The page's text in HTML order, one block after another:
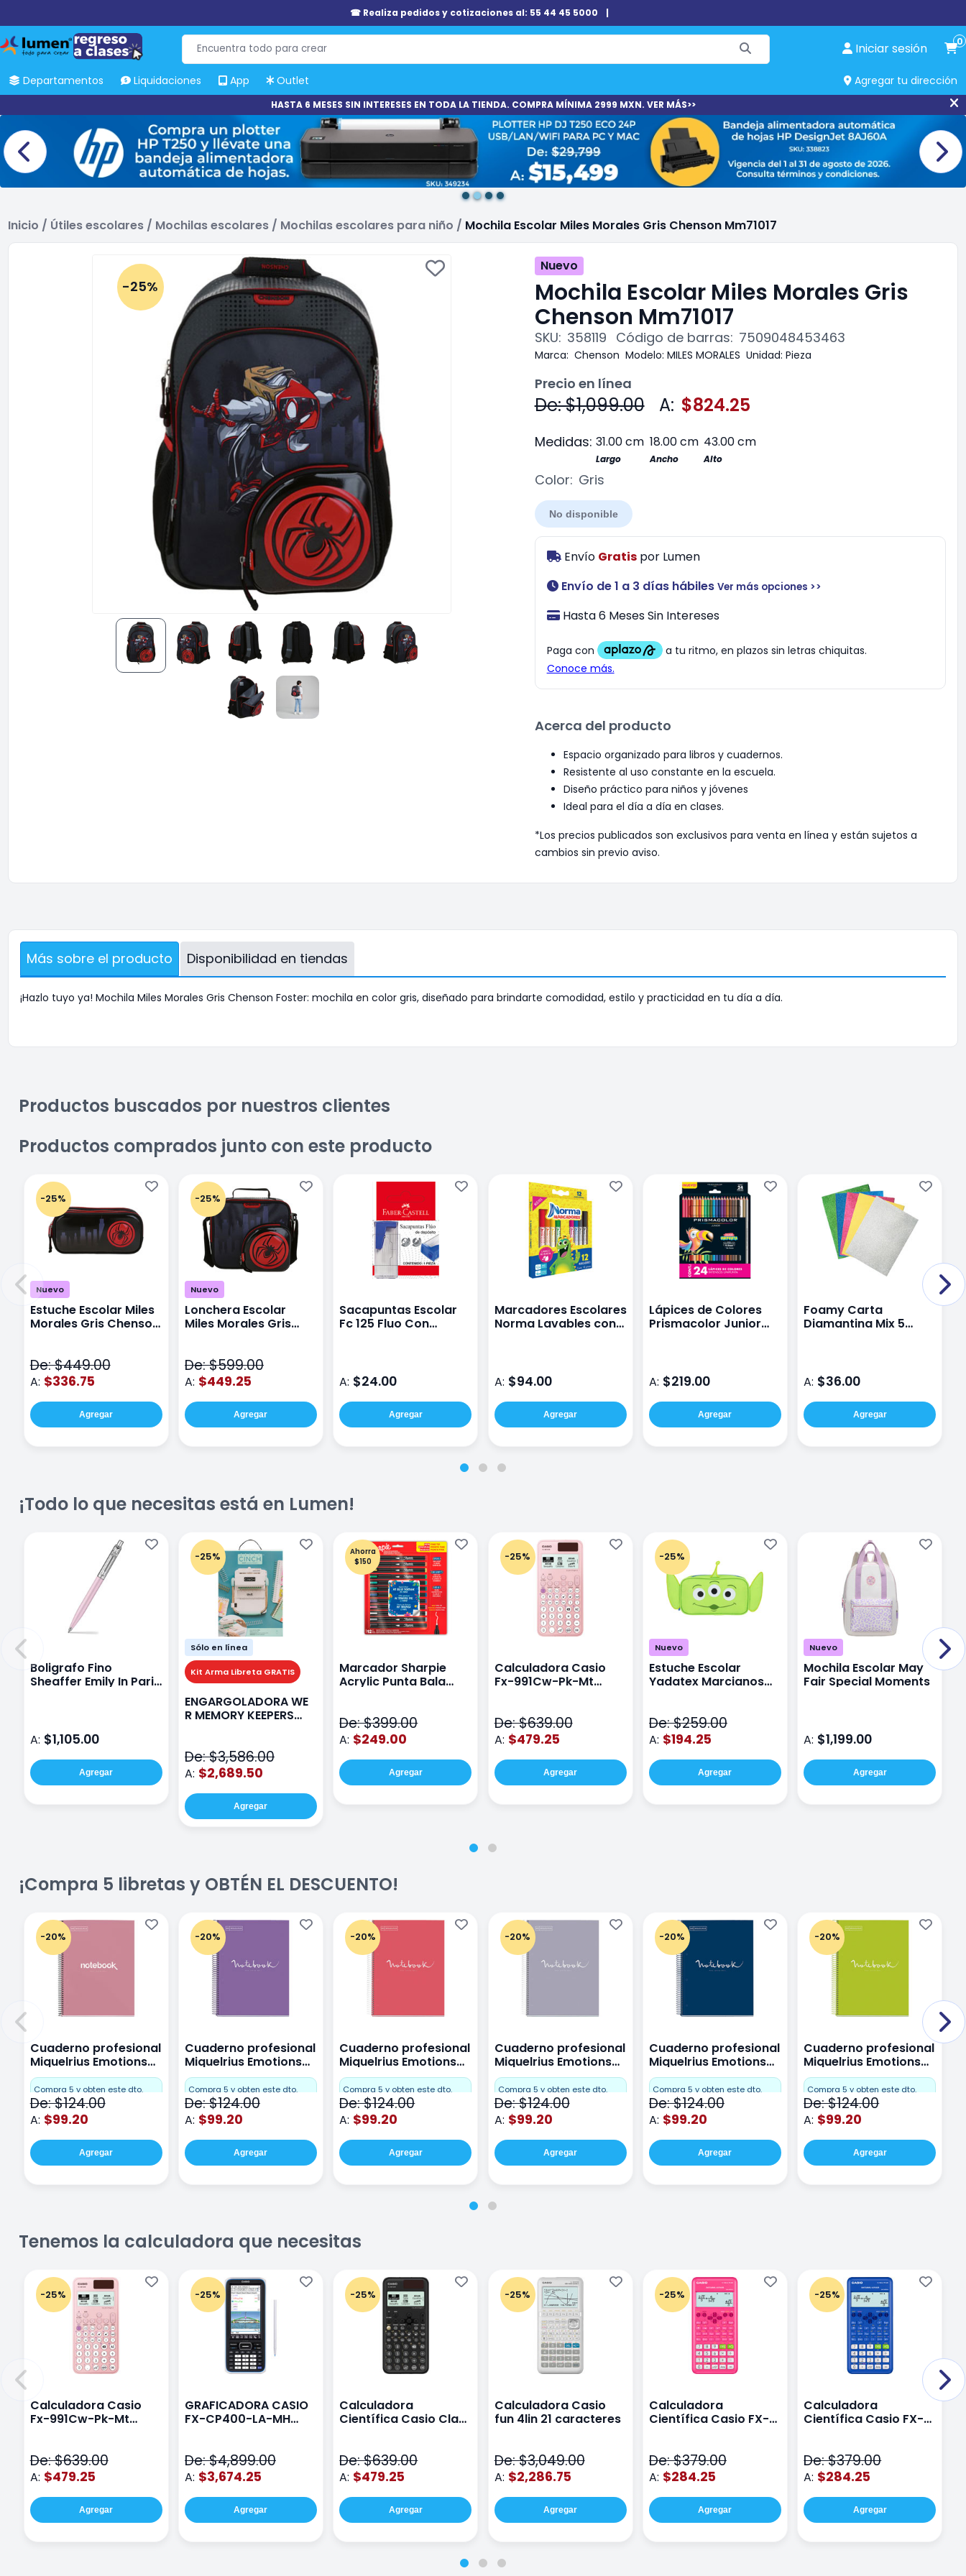
☎ Realiza pedidos y cotizaciones al: 55 44 45 5000 |
Iniciar sesión 0
Departamentos Liquidaciones App Outlet Agregar tu dirección
HASTA 6 MESES SIN INTERESES EN TODA LA TIENDA. COMPRA MÍNIMA 2999 MXN. VER MÁS>>
Inicio / Útiles escolares / Mochilas escolares / Mochilas escolares para niño / Mochila Escolar Miles Morales Gris Chenson Mm71017
Nuevo
Mochila Escolar Miles Morales Gris
Chenson Mm71017
SKU: 358119 Código de barras: 7509048453463
-25%
Marca: Chenson Modelo: MILES MORALES Unidad: Pieza
Precio en línea
De: $1,099.00 A: $824.25
Medidas: 31.00 cm 18.00 cm 43.00 cm
Largo Ancho Alto
Color: Gris
No disponible
Envío Gratispor Lumen
Envío de 1 a 3 días hábiles Ver más opciones >>
Hasta 6 Meses Sin Intereses
Acerca del producto
Espacio organizado para libros y cuadernos.
Resistente al uso constante en la escuela.
Diseño práctico para niños y jóvenes
Ideal para el día a día en clases.
*Los precios publicados son exclusivos para venta en línea y están sujetos a
cambios sin previo aviso.
Más sobre el producto Disponibilidad en tiendas
¡Hazlo tuyo ya! Mochila Miles Morales Gris Chenson Foster: mochila en color gris, diseñado para brindarte comodidad, estilo y practicidad en tu día a día.
Productos buscados por nuestros clientes
Productos comprados junto con este producto
-25%
Nuevo
Estuche Escolar Miles
Morales Gris Chenson
De: $449.00
A: $336.75
Agregar
-25%
Nuevo
Lonchera Escolar
Miles Morales Gris
De: $599.00
A: $449.25
Agregar
Sacapuntas Escolar
Fc 125 Fluo Con
A: $24.00
Agregar
Marcadores Escolares
Norma Lavables con
A: $94.00
Agregar
Lápices de Colores
Prismacolor Junior
A: $219.00
Agregar
Foamy Carta
Diamantina Mix 5
A: $36.00
Agregar
¡Todo lo que necesitas está en Lumen!
Boligrafo Fino
Sheaffer Emily In Paris
A: $1,105.00
Agregar
-25%
Sólo en línea
Kit Arma Libreta GRATIS
ENGARGOLADORA WE
R MEMORY KEEPERS
De: $3,586.00
A: $2,689.50
Agregar
Ahorra
$150
Marcador Sharpie
Acrylic Punta Bala
De: $399.00
A: $249.00
Agregar
-25%
Calculadora Casio
Fx-991Cw-Pk-Mt
De: $639.00
A: $479.25
Agregar
-25%
Nuevo
Estuche Escolar
Yadatex Marcianos
De: $259.00
A: $194.25
Agregar
Nuevo
Mochila Escolar May
Fair Special Moments
A: $1,199.00
Agregar
¡Compra 5 libretas y OBTÉN EL DESCUENTO!
-20%
Cuaderno profesional
Miquelrius Emotions
Cuadro Chico 80
hojas Rosa
Compra 5 y obten este dto.
De: $124.00
A: $99.20
Agregar
-20%
Cuaderno profesional
Miquelrius Emotions
raya 80 hojas Purpura
Compra 5 y obten este dto.
De: $124.00
A: $99.20
Agregar
-20%
Cuaderno profesional
Miquelrius Emotions
raya 80 hojas Coral
Compra 5 y obten este dto.
De: $124.00
A: $99.20
Agregar
-20%
Cuaderno profesional
Miquelrius Emotions
raya 80 hojas Gris
Compra 5 y obten este dto.
De: $124.00
A: $99.20
Agregar
-20%
Cuaderno profesional
Miquelrius Emotions
Dots 80 hojas
Compra 5 y obten este dto.
De: $124.00
A: $99.20
Agregar
-20%
Cuaderno profesional
Miquelrius Emotions
Dots 80 hojas Lima
Compra 5 y obten este dto.
De: $124.00
A: $99.20
Agregar
Tenemos la calculadora que necesitas
-25%
Calculadora Casio
Fx-991Cw-Pk-Mt
De: $639.00
A: $479.25
Agregar
-25%
GRAFICADORA CASIO
FX-CP400-LA-MH
De: $4,899.00
A: $3,674.25
Agregar
-25%
Calculadora
Científica Casio Class
De: $639.00
A: $479.25
Agregar
-25%
Calculadora Casio
fun 4lin 21 caracteres
De: $3,049.00
A: $2,286.75
Agregar
-25%
Calculadora
Científica Casio FX-
De: $379.00
A: $284.25
Agregar
-25%
Calculadora
Científica Casio FX-
De: $379.00
A: $284.25
Agregar